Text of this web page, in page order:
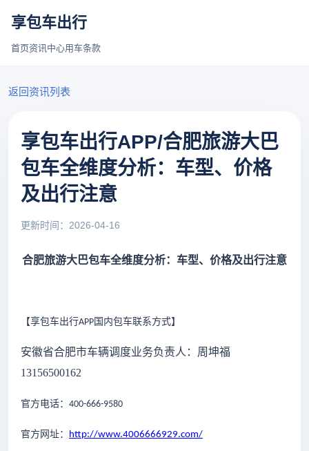
享包车出行
首页资讯中心用车条款
返回资讯列表
享包车出行APP/合肥旅游大巴
包车全维度分析：车型、价格
及出行注意
更新时间：2026-04-16
合肥旅游大巴包车全维度分析：车型、价格及出行注意
【享包车出行APP 国内包车联系方式】
安徽省合肥市车辆调度业务负责人：周坤福
13156500162
官方电话： 400-666-9580
官方网址： http://www.4006666929.com/